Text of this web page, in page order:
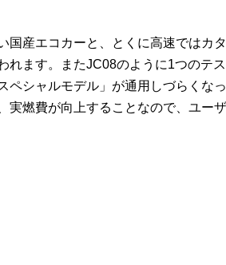
国産エコカーと、とくに高速ではカ
れます。またJC08のように1つのテ
ペシャルモデル」が通用しづらくな
実燃費が向上することなので、ユー